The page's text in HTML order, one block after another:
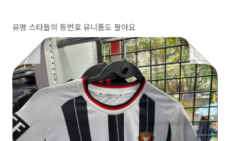
유명 스타들의 등번호 유니폼도 팔아요